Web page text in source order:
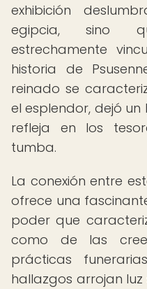
exhibición
egipcia, sino
estrechamente
historia de
reinado se
el esplendor, dejó
refleja en los
tumba.
La conexión entre
ofrece una
poder que
como de las
prácticas
hallazgos arrojan